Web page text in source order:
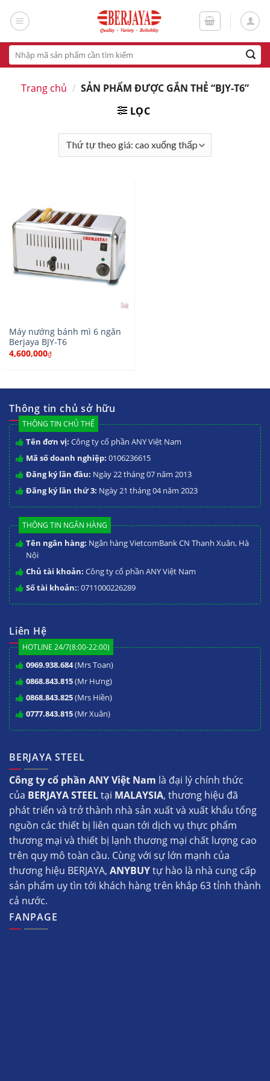
Tìm
kiếm:
Trang chủ / SẢN PHẨM ĐƯỢC GẮN THẺ “BJY-T6”
LỌC
Máy nướng bánh mì 6 ngăn
Berjaya BJY-T6
4,600,000₫
Thông tin chủ sở hữu
THÔNG TIN CHỦ THỂ
Tên đơn vị: Công ty cổ phần ANY Việt Nam
Mã số doanh nghiệp: 0106236615
Đăng ký lần đầu: Ngày 22 tháng 07 năm 2013
Đăng ký lần thứ 3: Ngày 21 tháng 04 năm 2023
THÔNG TIN NGÂN HÀNG
Tên ngân hàng: Ngân hàng VietcomBank CN Thanh Xuân, Hà
Nội
Chủ tài khoản: Công ty cổ phần ANY Việt Nam
Số tài khoản:: 0711000226289
Liên Hệ
HOTLINE 24/7(8:00-22:00)
0969.938.684(Mrs Toan)
0868.843.815(Mr Hưng)
0868.843.825(Mrs Hiền)
0777.843.815(Mr Xuân)
BERJAYA STEEL
Công ty cổ phần ANY Việt Nam là đại lý chính thức
của BERJAYA STEELtại MALAYSIA, thương hiệu đã
phát triển và trở thành nhà sản xuất và xuất khẩu tổng
nguồn các thiết bị liên quan tới dịch vụ thực phẩm
thương mại và thiết bị lạnh thương mại chất lượng cao
trên quy mô toàn cầu. Cùng với sự lớn mạnh của
thương hiệu BERJAYA, ANYBUYtự hào là nhà cung cấp
sản phẩm uy tìn tới khách hàng trên khắp 63 tỉnh thành
cả nước.
FANPAGE